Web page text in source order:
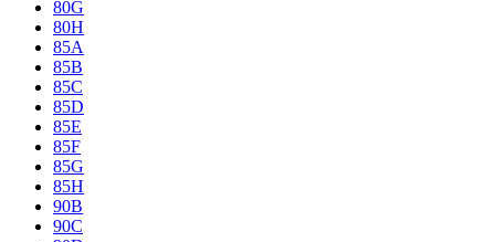
80G
80H
85A
85B
85C
85D
85E
85F
85G
85H
90B
90C